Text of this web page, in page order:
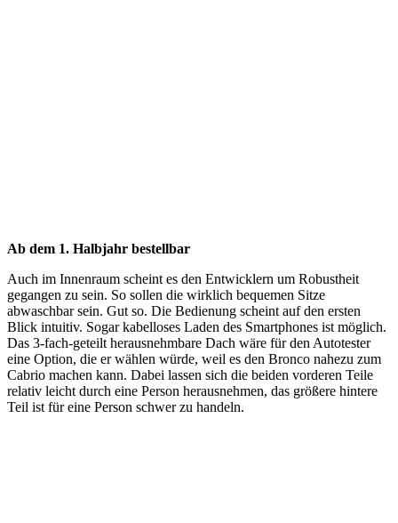
Ab dem 1. Halbjahr bestellbar
Auch im Innenraum scheint es den Entwicklern um Robustheit
gegangen zu sein. So sollen die wirklich bequemen Sitze
abwaschbar sein. Gut so. Die Bedienung scheint auf den ersten
Blick intuitiv. Sogar kabelloses Laden des Smartphones ist möglich.
Das 3-fach-geteilt herausnehmbare Dach wäre für den Autotester
eine Option, die er wählen würde, weil es den Bronco nahezu zum
Cabrio machen kann. Dabei lassen sich die beiden vorderen Teile
relativ leicht durch eine Person herausnehmen, das größere hintere
Teil ist für eine Person schwer zu handeln.